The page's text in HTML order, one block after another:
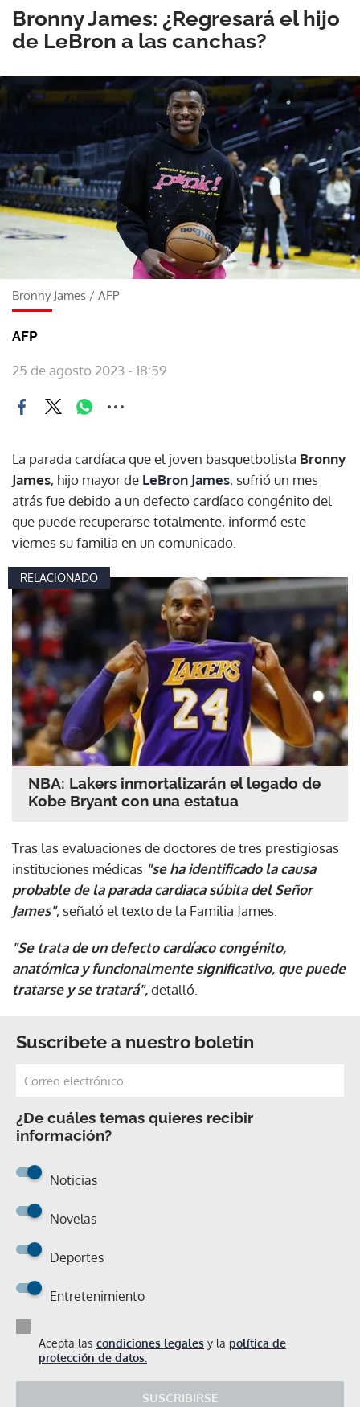
Bronny James: ¿Regresará el hijo
de LeBron a las canchas?
Bronny James / AFP
AFP
25 de agosto 2023 - 18:59
La parada cardíaca que el joven basquetbolista Bronny
James, hijo mayor de LeBron James, sufrió un mes
atrás fue debido a un defecto cardíaco congénito del
que puede recuperarse totalmente, informó este
viernes su familia en un comunicado.
RELACIONADO
NBA: Lakers inmortalizarán el legado de
Kobe Bryant con una estatua
Tras las evaluaciones de doctores de tres prestigiosas
instituciones médicas "se ha identificado la causa
probable de la parada cardiaca súbita del Señor
James", señaló el texto de la Familia James.
"Se trata de un defecto cardíaco congénito,
anatómica y funcionalmente significativo, que puede
tratarse y se tratará",detalló.
Suscríbete a nuestro boletín
¿De cuáles temas quieres recibir
información?
Noticias
Novelas
Deportes
Entretenimiento
Acepta las condiciones legales y la política de
protección de datos.
SUSCRIBIRSE